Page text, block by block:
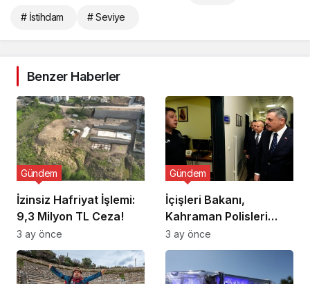
# İstihdam # Seviye
Benzer Haberler
İzinsiz Hafriyat İşlemi:
9,3 Milyon TL Ceza!
Gündem
3 ay önce
İçişleri Bakanı,
Kahraman Polisleri
Ziyaret Etti
Gündem
3 ay önce